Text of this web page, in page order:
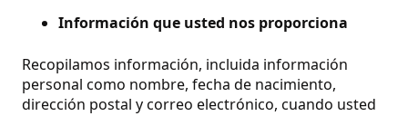
Información que usted nos proporciona
Recopilamos información, incluida información
personal como nombre, fecha de nacimiento,
dirección postal y correo electrónico, cuando usted